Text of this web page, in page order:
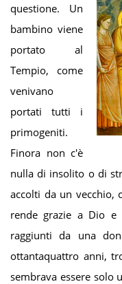
questione. Un
bambino viene
portato al
Tempio, come
venivano
portati tutti i
primogeniti.
Finora non c'è
nulla di insolito o di
accolti da un vecchio,
rende grazie a Dio e
raggiunti da una
ottantaquattro anni,
sembrava essere solo